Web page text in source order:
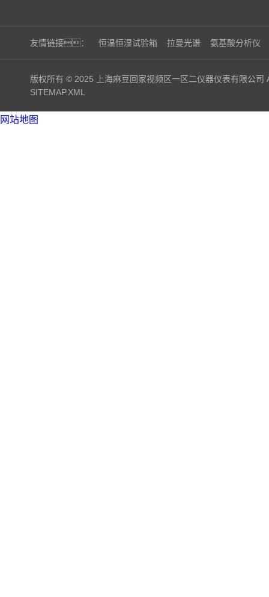
友情链接： 恒温恒湿试验箱 拉曼光谱 氨基酸分析仪
版权所有 © 2025 上海麻豆回家视频区一区二仪器仪表有限公司
SITEMAP.XML
网站地图